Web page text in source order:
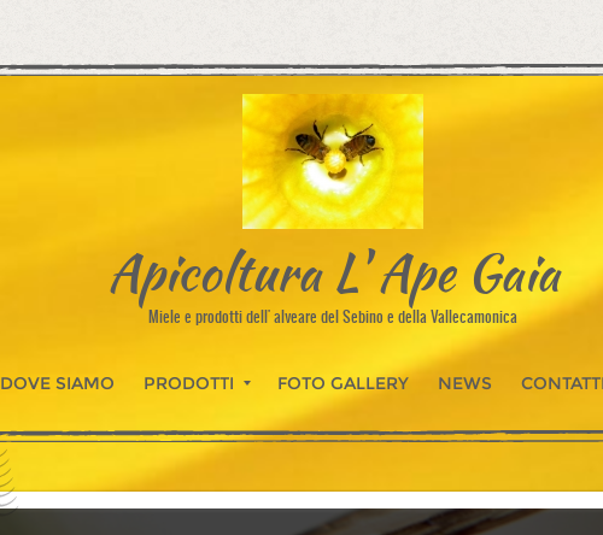
Apicoltura L' Ape Gaia
Miele e prodotti dell' alveare del Sebino e della Vallecamonica
DOVE SIAMO PRODOTTI FOTO GALLERY NEWS